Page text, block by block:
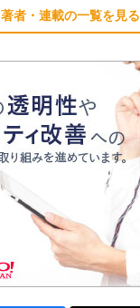
著者・連載の一覧を見る